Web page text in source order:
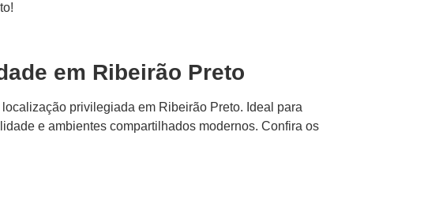
em Ribeirão Preto
privilegiada em Ribeirão Preto. Ideal para
e ambientes compartilhados modernos. Confira os